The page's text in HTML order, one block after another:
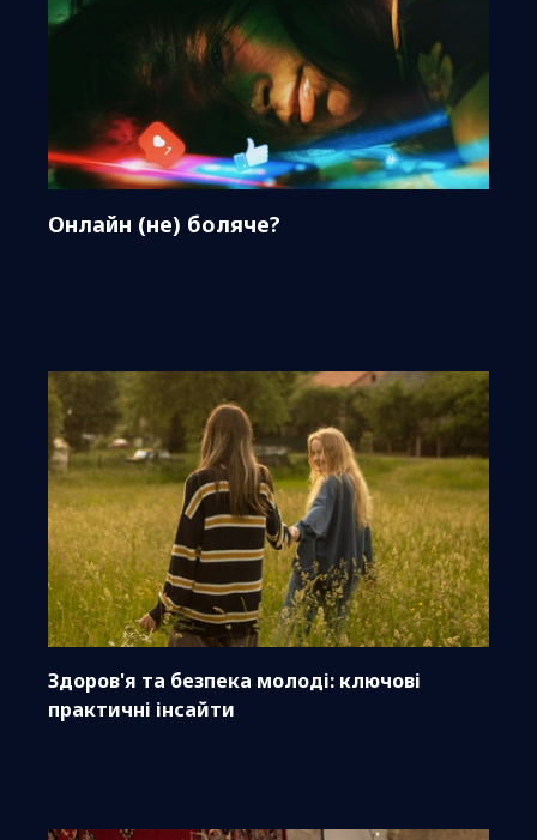
Онлайн (не) боляче?
Здоров'я та безпека молоді: ключові
практичні інсайти